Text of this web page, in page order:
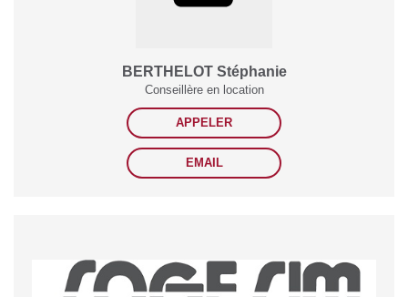
BERTHELOT Stéphanie
Conseillère en location
APPELER
EMAIL